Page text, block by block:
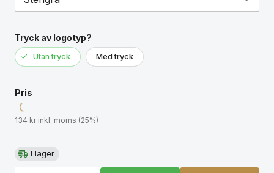
Tryck av logotyp?
Utan tryck Med tryck
Pris
134 kr inkl. moms (25%)
I lager